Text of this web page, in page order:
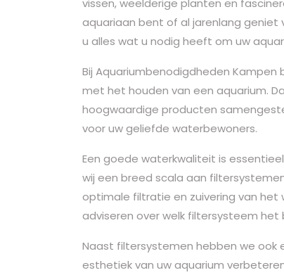
vissen, weelderige planten en
aquariaan bent of al jarenlang geniet
u alles wat u nodig heeft om uw
Bij Aquariumbenodigdheden
met het houden van een aquarium.
hoogwaardige producten
voor uw geliefde waterbewoners.
Een goede waterkwaliteit is
wij een breed scala aan
optimale filtratie en zuivering van het
adviseren over welk filtersysteem
Naast filtersystemen hebben we ook
esthetiek van uw aquarium